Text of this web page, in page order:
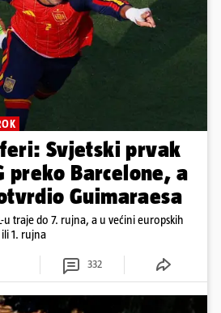
Svjetski prvak
preko Barcelone, a
Guimaraesa
u traje do 7. rujna, a u većini europskih
1. rujna
332